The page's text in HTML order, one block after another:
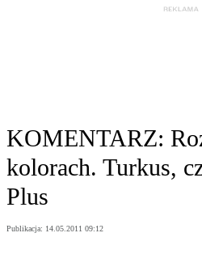
KOMENTARZ:
kolorach. Turkus,
Plus
Publikacja: 14.05.2011 09:12